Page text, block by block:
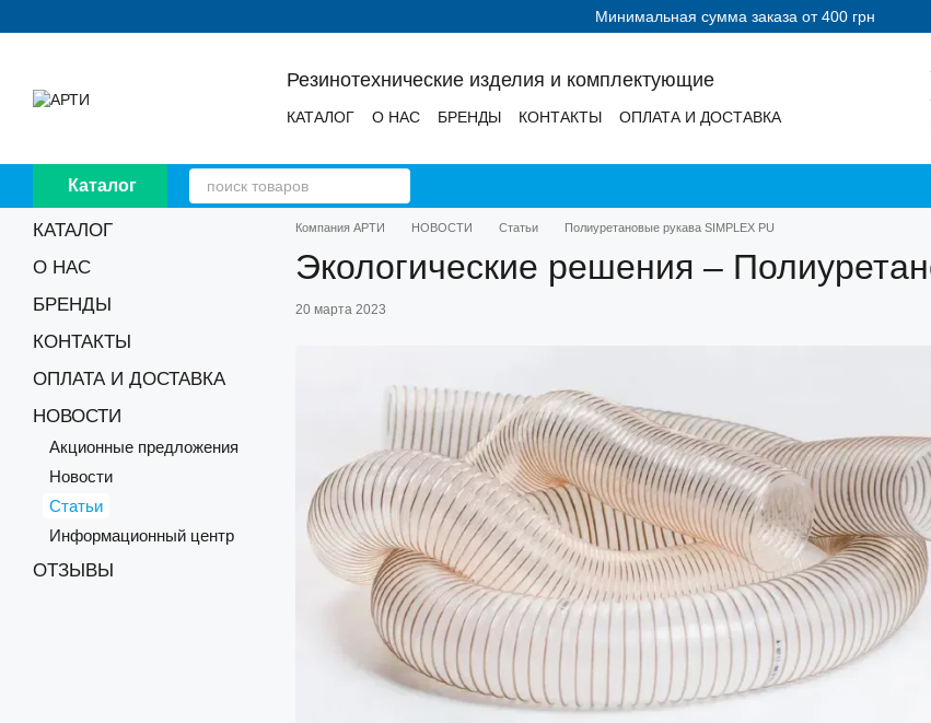
Минимальная сумма заказа от 400 грн
Резинотехнические изделия и комплектующие
КАТАЛОГ О НАС БРЕНДЫ КОНТАКТЫ
ОПЛАТА И ДОСТАВКА
Каталог
Компания АРТИ НОВОСТИ Статьи Полиуретановые рукава SIMPLEX PU
Экологические решения –
20 марта 2023
КАТАЛОГ
О НАС
БРЕНДЫ
КОНТАКТЫ
ОПЛАТА И ДОСТАВКА
НОВОСТИ
Акционные предложения
Новости
Статьи
Информационный центр
ОТЗЫВЫ